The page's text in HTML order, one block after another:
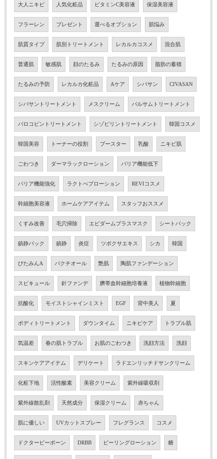
大人ニキビ 人気化粧品 ビタミンC美容液 保湿美容液
フラーレン プレゼント 選べるオプション 肌悩み
肌質タイプ 肌別トリートメント レカルカコスメ 混合肌
普通肌 敏感肌 顔のたるみ たるみの原因 脂肪の蓄積
たるみの予防 レカルカ化粧品 Aケア シバサン CIVASAN
シバサントリートメント メスクリーム バルサムトリートメント
バロコビントリートメント シゾピリントリートメント 韓国コスメ
韓国美容 トーナーの役割 ブースター 乳酸 ニキビ肌
ごわつき ダーマラックローション バリア機能低下
バリア機能強化 ラクトぺプローション REVIコスメ
幹細胞美容液 ホームケアアイテム スタッフおススメ
くすみ改善 毛穴掃除 エピダームプラスマスク シートパック
鎮静パック 鎮静 炎症 ツボクサエキス シカ 韓国
びたみんA バクチオール 艶肌 陶肌ファンデーション
スピキュール 針ファンデ 臍帯血幹細胞培養液 植物幹細胞
抗酸化 モイストシャインミスト EGF 背中美人 夏
ボディトリートメント ダウンタイム ニキビケア トラブル肌
気温差 春の肌トラブル お肌のごわつき 洗顔方法 洗顔
スキンケアアイテム デリケート ラドエンリッチドサンクリーム
化粧下地 活性酸素 美容クリーム 紫外線吸収剤
紫外線散乱剤 天然成分 保湿クリーム 赤ちゃん
肌に優しい UVカットスプレー フレグランス コスメ
ドクタービーボーン DRBB ピーリングローション 糖